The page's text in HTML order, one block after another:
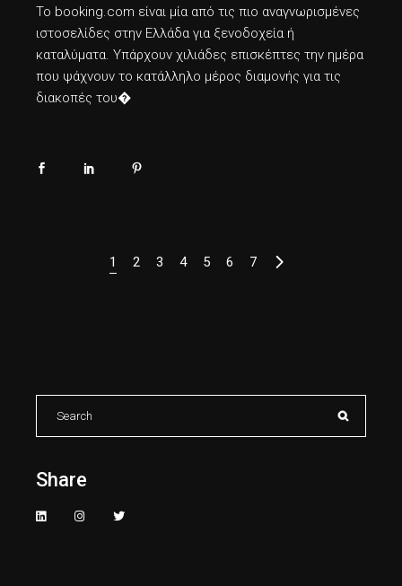
Το booking.com είναι μία από τις πιο αναγνωρισμένες
ιστοσελίδες στην Ελλάδα για ξενοδοχεία ή
καταλύματα. Υπάρχουν χιλιάδες επισκέπτες την ημέρα
που ψάχνουν το κατάλληλο μέρος διαμονής για τις
διακοπές του�
Posts
1 2 3 4 5 6 7
Search
Share